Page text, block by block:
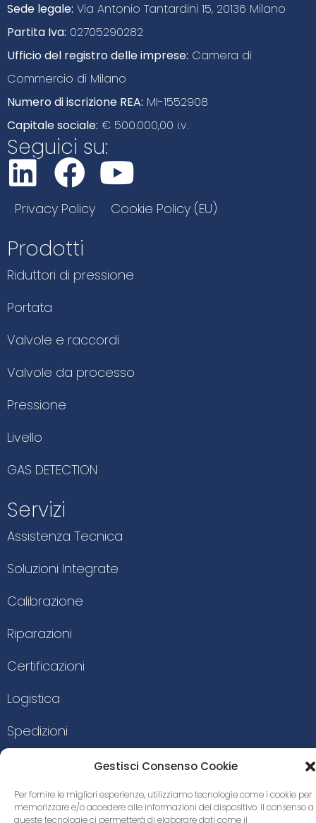
Gestisci Consenso Cookie
Per fornire le migliori esperienze, utilizziamo tecnologie come i cookie per
memorizzare e/o accedere alle informazioni del dispositivo. Il consenso a
queste tecnologie ci permetterà di elaborare dati come il
Sede legale: Via Antonio Tantardini 15, 20136 Milano
Partita Iva: 02705290282
Ufficio del registro delle imprese: Camera di
Commercio di Milano
Numero di iscrizione REA: MI-1552908
Capitale sociale: € 500.000,00 i.v.
Seguici su:
Privacy Policy Cookie Policy (EU)
Prodotti
Riduttori di pressione
Portata
Valvole e raccordi
Valvole da processo
Pressione
Livello
GAS DETECTION
Servizi
Assistenza Tecnica
Soluzioni Integrate
Calibrazione
Riparazioni
Certificazioni
Logistica
Spedizioni
Consulenza Tecnica